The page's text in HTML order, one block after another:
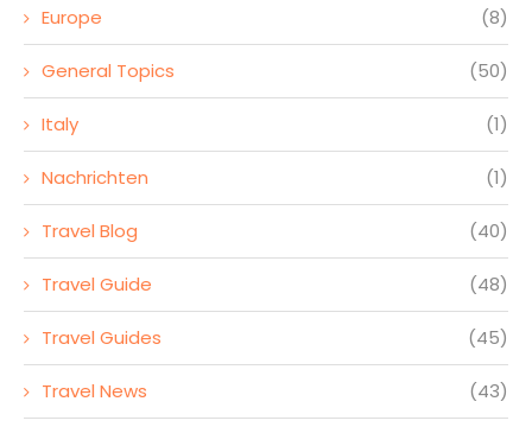
Europe (8)
General Topics (50)
Italy (1)
Nachrichten (1)
Travel Blog (40)
Travel Guide (48)
Travel Guides (45)
Travel News (43)